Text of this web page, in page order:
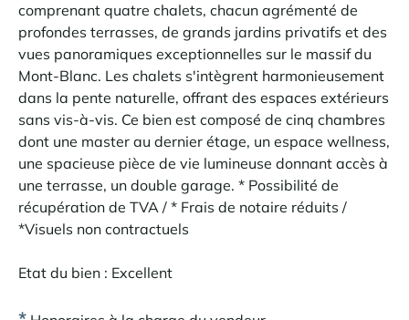
comprenant quatre chalets, chacun agrémenté de
profondes terrasses, de grands jardins privatifs et des
vues panoramiques exceptionnelles sur le massif du
Mont-Blanc. Les chalets s'intègrent harmonieusement
dans la pente naturelle, offrant des espaces extérieurs
sans vis-à-vis. Ce bien est composé de cinq chambres
dont une master au dernier étage, un espace wellness,
une spacieuse pièce de vie lumineuse donnant accès à
une terrasse, un double garage. * Possibilité de
récupération de TVA / * Frais de notaire réduits /
*Visuels non contractuels
Etat du bien : Excellent